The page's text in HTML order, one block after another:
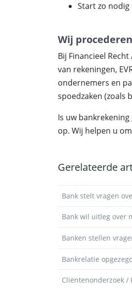
Start zo
Wij
Bij Financieel
van rekeningen,
ondernemers en
spoedzaken (zoals
Is uw
op. Wij helpen u
Gerelateerde
Bank stelt vragen
Bank wil uitleg over
Banken stellen
Bankrelatie
Cliëntenonderzoek /